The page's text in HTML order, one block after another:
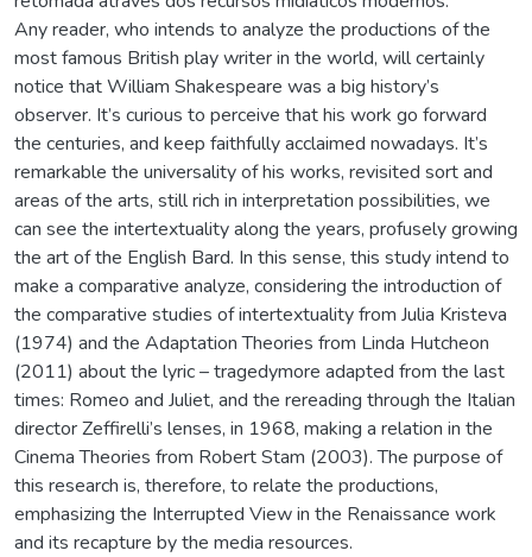
Any reader, who intends to analyze the productions of the
most famous British play writer in the world, will certainly
notice that William Shakespeare was a big history’s
observer. It’s curious to perceive that his work go forward
the centuries, and keep faithfully acclaimed nowadays. It’s
remarkable the universality of his works, revisited sort and
areas of the arts, still rich in interpretation possibilities, we
can see the intertextuality along the years, profusely growing
the art of the English Bard. In this sense, this study intend to
make a comparative analyze, considering the introduction of
the comparative studies of intertextuality from Julia Kristeva
(1974) and the Adaptation Theories from Linda Hutcheon
(2011) about the lyric – tragedymore adapted from the last
times: Romeo and Juliet, and the rereading through the Italian
director Zeffirelli’s lenses, in 1968, making a relation in the
Cinema Theories from Robert Stam (2003). The purpose of
this research is, therefore, to relate the productions,
emphasizing the Interrupted View in the Renaissance work
and its recapture by the media resources.